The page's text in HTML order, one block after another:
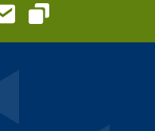
Email
Copy link